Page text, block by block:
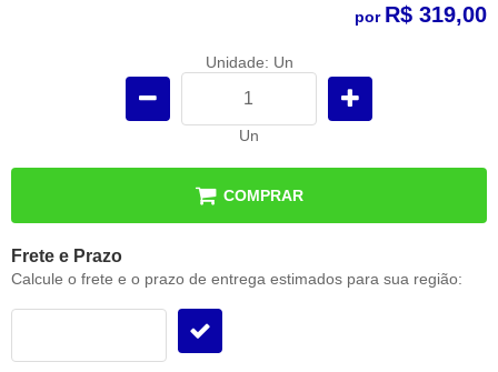
por R$ 319,00
Unidade: Un
Un
COMPRAR
Frete e Prazo
Calcule o frete e o prazo de entrega estimados para sua região: